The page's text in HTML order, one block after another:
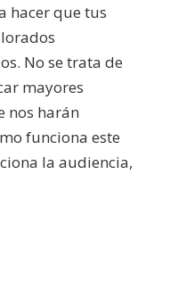
hacer que tus
No se trata de
mayores
nos harán
funciona este
la audiencia,